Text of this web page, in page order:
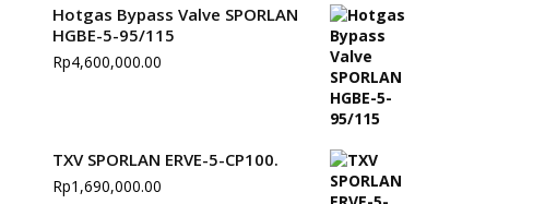
Hotgas Bypass Valve SPORLAN
HGBE-5-95/115
Rp4,600,000.00
TXV SPORLAN ERVE-5-CP100.
Rp1,690,000.00